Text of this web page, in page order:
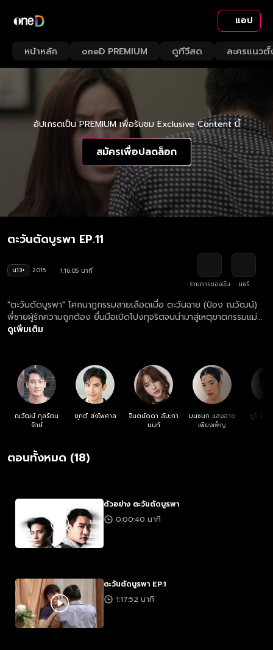
แอป
หน้าหลัก oneD PREMIUM ดูทีวีสด ละครแนวตั้
อัปเกรดเป็น PREMIUM เพื่อรับชม Exclusive Content นี้
สมัครเพื่อปลดล็อก
ตะวันตัดบูรพา EP.11
น13+ 2015
1:16:05 นาที
รายการของฉัน
แชร์
"ตะวันตัดบูรพา" โศกนาฏกรรมสายเลือดเมื่อ ตะวันฉาย (ป้อง ณวัฒน์)
พี่ชายผู้รักความถูกต้อง ยื่นมือเปิดโปงทุจริตจนนำมาสู่เหตุฆาตกรรมแม่
และทำให้พ่อพิการ กลายเป็นจุดเปลี่ยนและรอยร้าวครั้งใหญ่ที่บีบให้ บูรพา
กันในเกมแห่งศักดิ์ศรีและสายเลือด
ดูเพิ่มเติม
ณวัฒน์ กุลรัตน
รักษ์
ยุกต์ ส่งไพศาล
จินตนัดดา ลัมะกา
นนท์
มนชนก แสงฉาย
เพียงเพ็ญ
ภูริ หิรั
ตอนทั้งหมด (18)
ตัวอย่าง ตะวันตัดบูรพา
0:00:40 นาที
ตะวันตัดบูรพา EP.1
1:17:52 นาที